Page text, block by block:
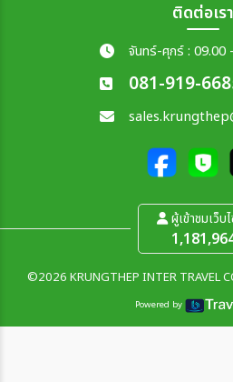
ติดต่อเรา
จันทร์-ศุกร์ : 09.00
081-919-
ผู้เข้าชมเว็บ
©2026 KRUNGTHEP INTER TRAVEL
Powered by